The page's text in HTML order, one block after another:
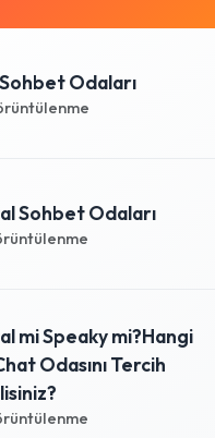
Odaları
Sohbet Odaları
mi Speaky mi?Hangi
Odasını Tercih